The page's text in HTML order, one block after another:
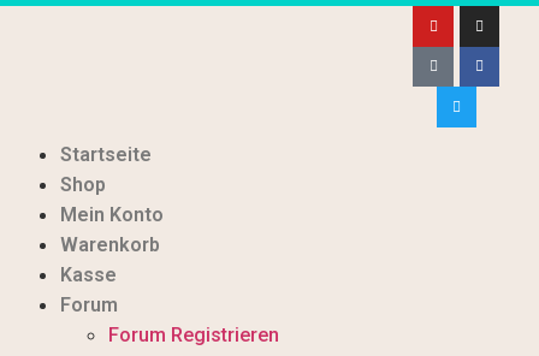
Startseite
Shop
Mein Konto
Warenkorb
Kasse
Forum
Forum Registrieren